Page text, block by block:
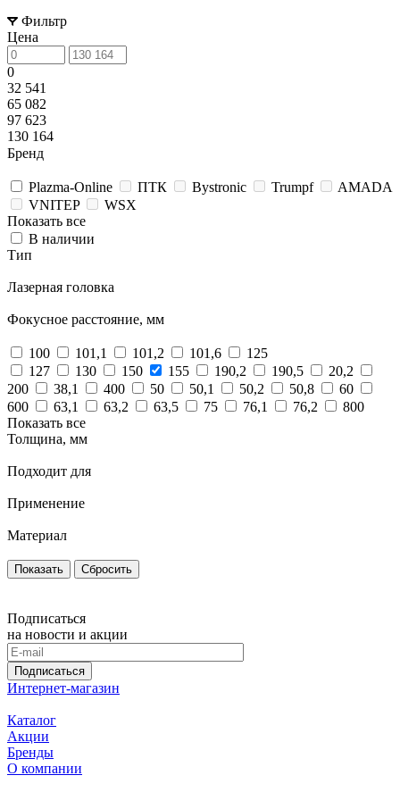
Фильтр
Цена
0
32 541
65 082
97 623
130 164
Бренд
Plazma-Online ПТК Bystronic Trumpf
AMADA
VNITEP
WSX
Показать все
В наличии
Тип
Лазерная головка
Фокусное расстояние, мм
100 101,1 101,2 101,6
125
127
130 150 155 190,2 190,5
20,2
200
38,1 400 50 50,1 50,2 50,8
60
600
63,1 63,2 63,5 75 76,1 76,2
800
Показать все
Толщина, мм
Подходит для
Применение
Материал
Сбросить
Подписаться
на новости и акции
Подписаться
Интернет-магазин
Каталог
Акции
Бренды
О компании